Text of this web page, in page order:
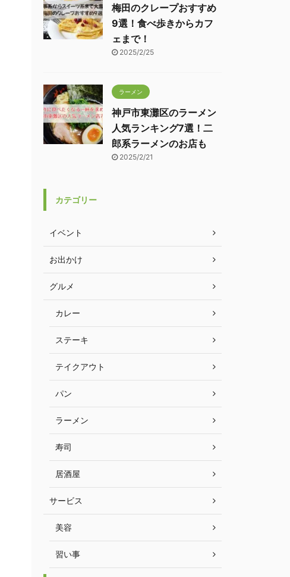
梅田のクレープおすすめ
9選！食べ歩きからカフ
ェまで！
2025/2/25
ラーメン
神戸市東灘区のラーメン
人気ランキング7選！二
郎系ラーメンのお店も
2025/2/21
カテゴリー
イベント
お出かけ
グルメ
カレー
ステーキ
テイクアウト
パン
ラーメン
寿司
居酒屋
サービス
美容
習い事